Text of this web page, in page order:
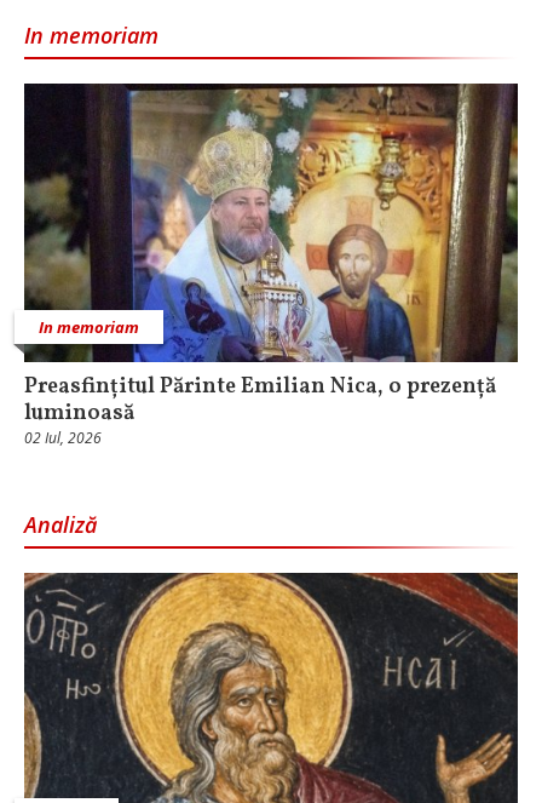
In memoriam
In memoriam
Preasfințitul Părinte Emilian Nica, o prezență
luminoasă
02 Iul, 2026
Analiză